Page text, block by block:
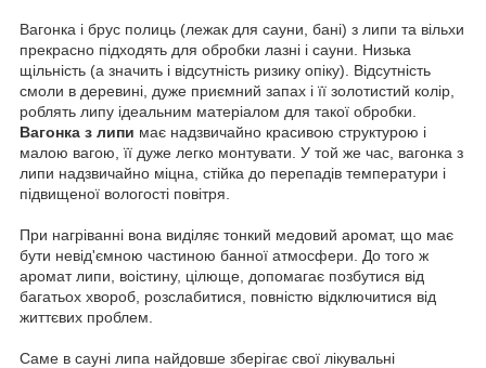
Вагонка і брус полиць (лежак для сауни, бані) з липи та вільхи
прекрасно підходять для обробки лазні і сауни. Низька
щільність (а значить і відсутність ризику опіку). Відсутність
смоли в деревині, дуже приємний запах і її золотистий колір,
роблять липу ідеальним матеріалом для такої обробки.
Вагонка з липи має надзвичайно красивою структурою і
малою вагою, її дуже легко монтувати. У той же час, вагонка з
липи надзвичайно міцна, стійка до перепадів температури і
підвищеної вологості повітря.
При нагріванні вона виділяє тонкий медовий аромат, що має
бути невід'ємною частиною банної атмосфери. До того ж
аромат липи, воістину, цілюще, допомагає позбутися від
багатьох хвороб, розслабитися, повністю відключитися від
життєвих проблем.
Саме в сауні липа найдовше зберігає свої лікувальні